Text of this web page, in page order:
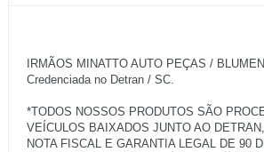
IRMÃOS MINATTO AUTO PEÇAS /
Credenciada no Detran / SC.
*TODOS NOSSOS PRODUTOS SÃO
VEÍCULOS BAIXADOS JUNTO AO
NOTA FISCAL E GARANTIA LEGAL DE 90